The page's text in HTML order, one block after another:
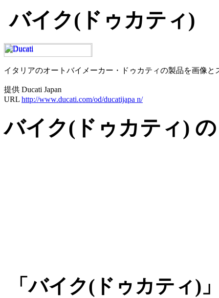
バイク(ドゥカティ)
イタリアのオートバイメーカー・ドゥカティの製品を画像と
提供 Ducati Japan
URL http://www.ducati.com/od/ducatijapa n/
バイク(ドゥカティ)
「バイク(ドゥカティ)